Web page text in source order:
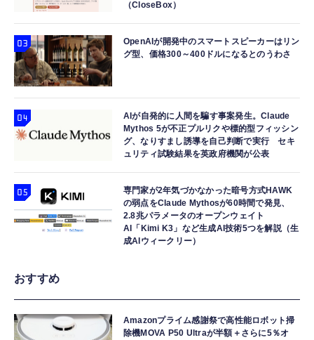
（CloseBox）
OpenAIが開発中のスマートスピーカーはリン
グ型、価格300～400ドルになるとのうわさ
AIが自発的に人間を騙す事案発生。Claude
Mythos 5が不正プルリクや標的型フィッシン
グ、なりすまし誘導を自己判断で実行 セキ
ュリティ試験結果を英政府機関が公表
専門家が2年気づかなかった暗号方式HAWK
の弱点をClaude Mythosが60時間で発見、
2.8兆パラメータのオープンウェイト
AI「Kimi K3」など生成AI技術5つを解説（生
成AIウィークリー）
おすすめ
Amazonプライム感謝祭で高性能ロボット掃
除機MOVA P50 Ultraが半額＋さらに5％オ